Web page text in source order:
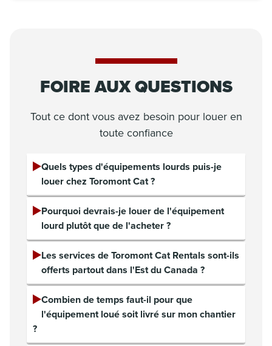
FOIRE AUX QUESTIONS
Tout ce dont vous avez besoin pour louer en
toute confiance
Quels types d'équipements lourds puis-je
louer chez Toromont Cat ?
Pourquoi devrais-je louer de l'équipement
lourd plutôt que de l'acheter ?
Les services de Toromont Cat Rentals sont-ils
offerts partout dans l'Est du Canada ?
Combien de temps faut-il pour que
l'équipement loué soit livré sur mon chantier
?